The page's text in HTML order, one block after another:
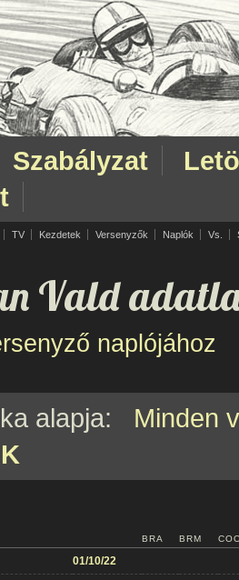
Szabályzat
TV Kezdetek Versenyzők Naplók Vs.
Vald
naplójához
alapja: Minden
BRA BRM
01/10/22